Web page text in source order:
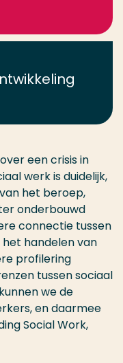
een crisis in
werk is duidelijk,
het beroep,
onderbouwd
connectie tussen
handelen van
profilering
tussen sociaal
we de
en daarmee
Social Work,